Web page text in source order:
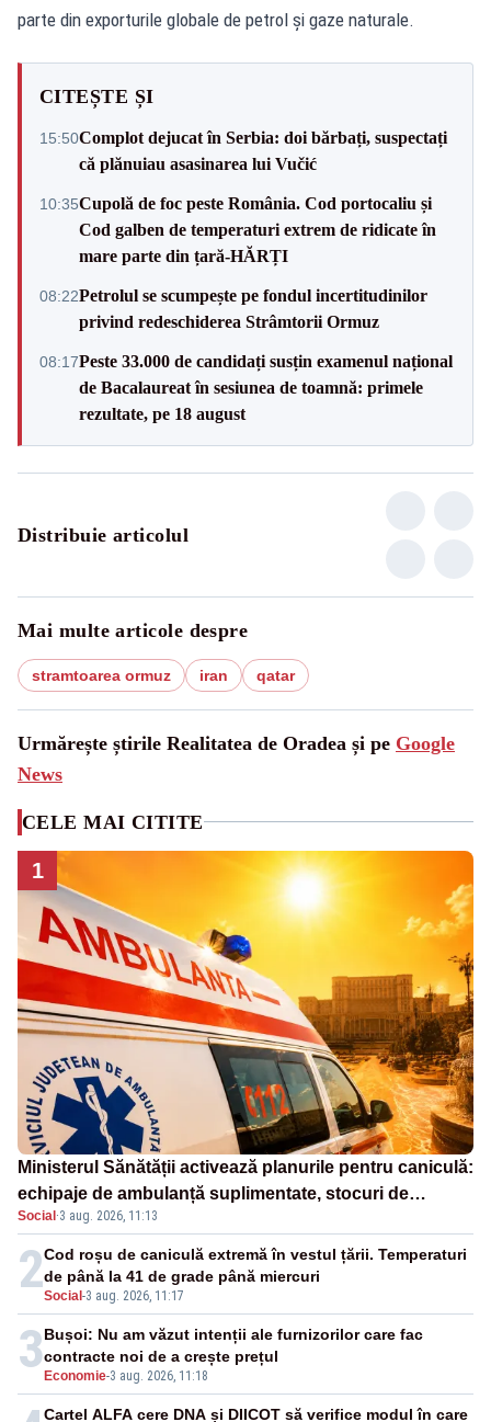
parte din exporturile globale de petrol și gaze naturale.
CITEȘTE ȘI
15:50Complot dejucat în Serbia: doi bărbați, suspectați
că plănuiau asasinarea lui Vučić
10:35Cupolă de foc peste România. Cod portocaliu și
Cod galben de temperaturi extrem de ridicate în
mare parte din țară-HĂRȚI
08:22Petrolul se scumpește pe fondul incertitudinilor
privind redeschiderea Strâmtorii Ormuz
08:17Peste 33.000 de candidați susțin examenul național
de Bacalaureat în sesiunea de toamnă: primele
rezultate, pe 18 august
Distribuie articolul
Mai multe articole despre
stramtoarea ormuz iran qatar
Urmărește știrile Realitatea de Oradea și pe Google
News
CELE MAI CITITE
1
Ministerul Sănătății activează planurile pentru caniculă:
echipaje de ambulanță suplimentate, stocuri de
medicamente verificate și puncte de apă în spațiile
publice
Social ·3 aug. 2026, 11:13
2Social -3 aug. 2026, 11:17
Cod roșu de caniculă extremă în vestul țării. Temperaturi
de până la 41 de grade până miercuri
3 Economie-3 aug. 2026, 11:18
Bușoi: Nu am văzut intenții ale furnizorilor care fac
contracte noi de a crește prețul
Cartel ALFA cere DNA și DIICOT să verifice modul în care